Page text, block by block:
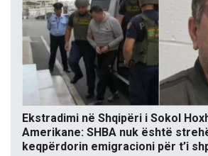
Ekstradimi në Shqipëri i Sokol
Amerikane: SHBA nuk është
keqpërdorin emigracioni për t’i